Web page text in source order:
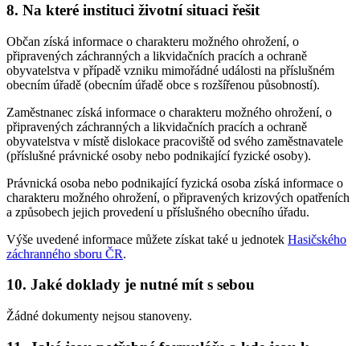
8. Na které instituci životní situaci řešit
Občan získá informace o charakteru možného ohrožení, o
připravených záchranných a likvidačních pracích a ochraně
obyvatelstva v případě vzniku mimořádné události na příslušném
obecním úřadě (obecním úřadě obce s rozšířenou působností).
Zaměstnanec získá informace o charakteru možného ohrožení, o
připravených záchranných a likvidačních pracích a ochraně
obyvatelstva v místě dislokace pracoviště od svého zaměstnavatele
(příslušné právnické osoby nebo podnikající fyzické osoby).
Právnická osoba nebo podnikající fyzická osoba získá informace o
charakteru možného ohrožení, o připravených krizových opatřeních
a způsobech jejich provedení u příslušného obecního úřadu.
Výše uvedené informace můžete získat také u jednotek Hasičského
záchranného sboru ČR.
10. Jaké doklady je nutné mít s sebou
Žádné dokumenty nejsou stanoveny.